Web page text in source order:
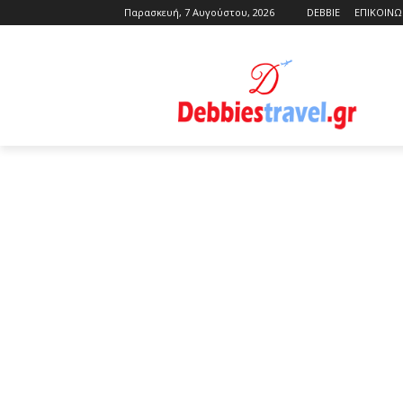
Παρασκευή, 7 Αυγούστου, 2026 DEBBIE